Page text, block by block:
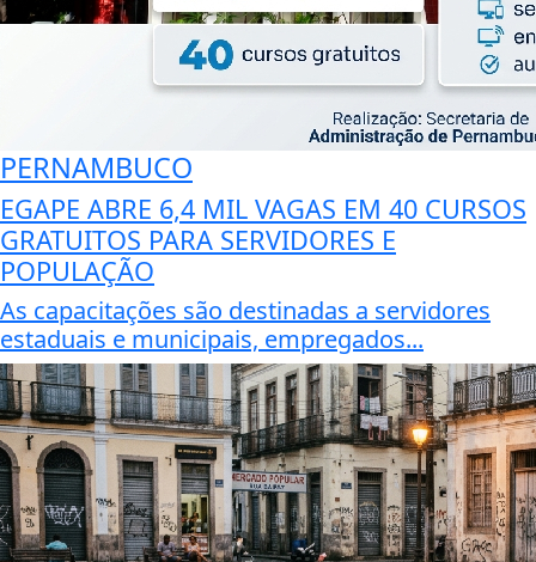
PERNAMBUCO
EGAPE ABRE 6,4 MIL VAGAS EM 40 CURSOS
GRATUITOS PARA SERVIDORES E
POPULAÇÃO
As capacitações são destinadas a servidores
estaduais e municipais, empregados...